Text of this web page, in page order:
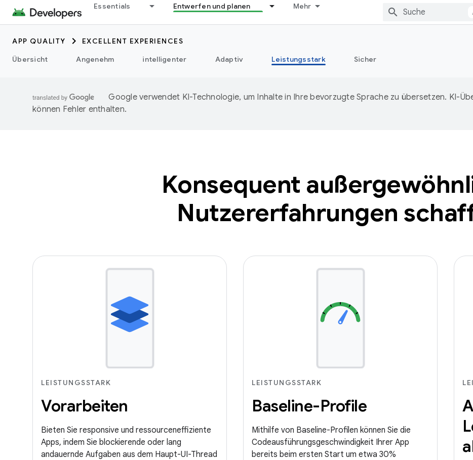
Essentials Entwerfen und planen Mehr
APP QUALITY
EXCELLENT EXPERIENCES
Übersicht
Angenehm intelligenter Adaptiv Leistungsstark Sicher
Google verwendet KI-Technologie, um Inhalte in Ihre bevorzugte Sprache zu übersetzen. KI-
können Fehler enthalten.
Konsequent
Nutzererfahrungen
LEISTUNGSSTARK
Vorarbeiten
Bieten Sie responsive und ressourceneffiziente
Apps, indem Sie blockierende oder lang
andauernde Aufgaben aus dem Haupt-UI-Thread
LEISTUNGSSTARK
Baseline-Profile
Mithilfe von Baseline-Profilen können Sie die
Codeausführungsgeschwindigkeit Ihrer App
bereits beim ersten Start um etwa 30%